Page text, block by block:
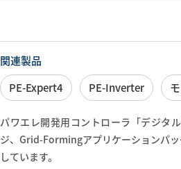
関連製品
PE-Expert4
PE-Inverter
パワエレ開発用コントローラ「デジタ
ジ、Grid-Formingアプリケーションパ
しています。